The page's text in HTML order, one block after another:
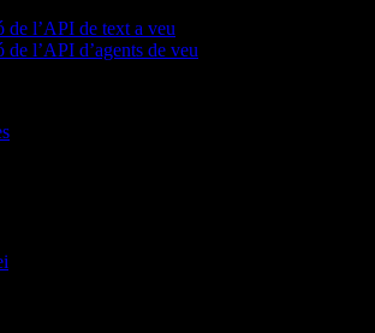
de l’API de text a veu
de l’API d’agents de veu